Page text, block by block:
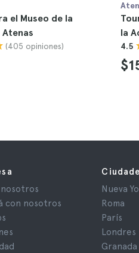
el Museo de la
(405 opiniones)
la
4.5
con nosotros
Nueva
Roma
París
Londres
Granada